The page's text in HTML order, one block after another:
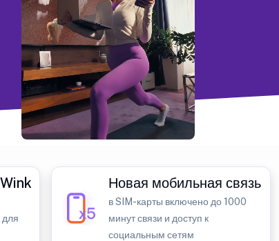
для
Новая мобильная связь
в SIM-карты включено до 1000
минут связи и доступ к
социальным сетям